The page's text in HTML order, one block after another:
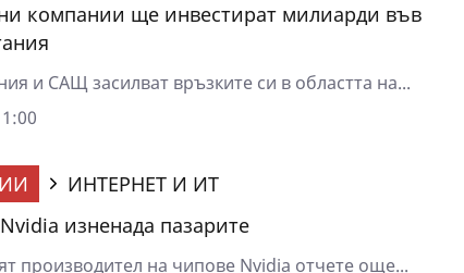
компании ще инвестират милиарди във
и САЩ засилват връзките си в областта на...
ИНТЕРНЕТ И ИТ
изненада пазарите
производител на чипове Nvidia отчете още...